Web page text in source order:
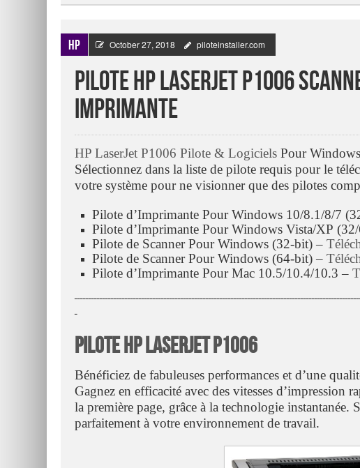
HP October 27, 2018 piloteinstaller.com
Pilote HP LaserJet P1006
Imprimante
HP LaserJet P1006 Pilote & Logiciels Pour
Sélectionnez dans la liste de pilote requis pour le
votre système pour ne visionner que des pilotes
Pilote d’Imprimante Pour Windows 10/8.1/8/7
Pilote d’Imprimante Pour Windows Vista/XP
Pilote de Scanner Pour Windows (32-bit) –
Pilote de Scanner Pour Windows (64-bit) –
Pilote d’Imprimante Pour Mac 10.5/10.4/10.3 –
Pilote HP LaserJet P1006
Bénéficiez de fabuleuses performances et d’une
Gagnez en efficacité avec des vitesses d’impression
la première page, grâce à la technologie instantanée.
parfaitement à votre environnement de travail.